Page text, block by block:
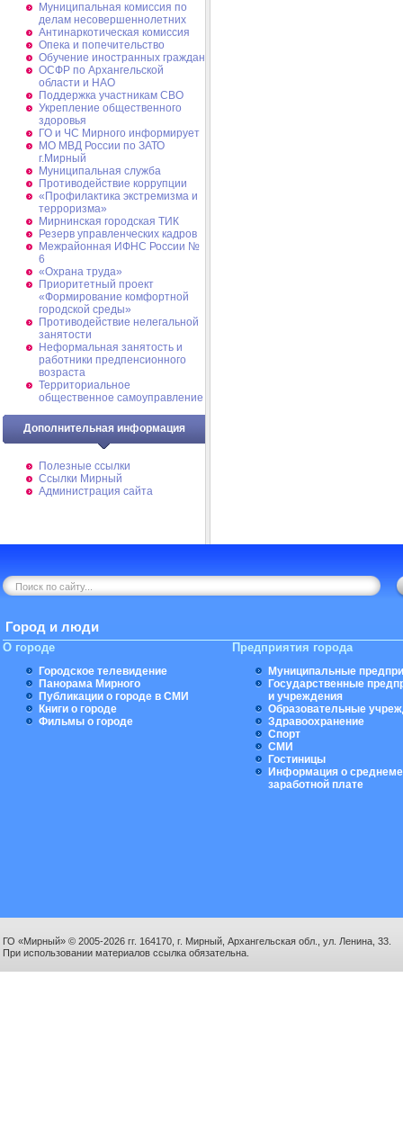
Муниципальная комиссия по
делам несовершеннолетних
Антинаркотическая комиссия
Опека и попечительство
Обучение иностранных граждан
ОСФР по Архангельской
области и НАО
Поддержка участникам СВО
Укрепление общественного
здоровья
ГО и ЧС Мирного информирует
МО МВД России по ЗАТО
г.Мирный
Муниципальная cлужба
Противодействие коррупции
«Профилактика экстремизма и
терроризма»
Мирнинская городская ТИК
Резерв управленческих кадров
Межрайонная ИФНС России №
6
«Охрана труда»
Приоритетный проект
«Формирование комфортной
городской среды»
Противодействие нелегальной
занятости
Неформальная занятость и
работники предпенсионного
возраста
Территориальное
общественное самоуправление
Дополнительная информация
Полезные ссылки
Ссылки Мирный
Администрация сайта
Город и люди
О городе
Городское телевидение
Панорама Мирного
Публикации о городе в СМИ
Книги о городе
Фильмы о городе
Предприятия города
Муниципальные
Государственные
и учреждения
Образовательные
Здравоохранение
Спорт
СМИ
Гостиницы
Информация о
заработной плате
ГО «Мирный» © 2005-2026 гг. 164170, г. Мирный, Архангельская обл., ул. Ленина, 33.
При использовании материалов ссылка обязательна.